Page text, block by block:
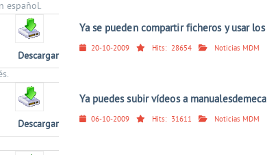
español.
Descargar
Descargar
Ya se pueden compartir ficheros y usar
20-10-2009 Hits: 28654 Noticias MDM
Ya puedes subir vídeos a
06-10-2009 Hits: 31611 Noticias MDM